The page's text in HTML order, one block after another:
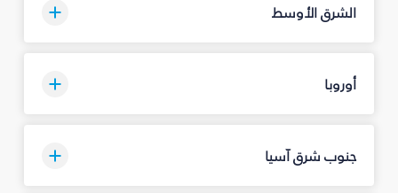
الشرق الأوسط
أوروبا
جنوب شرق آسيا